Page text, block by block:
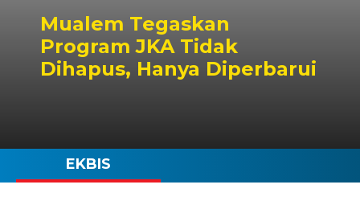
Mualem Tegaskan
Program JKA Tidak
Dihapus, Hanya Diperbarui
EKBIS